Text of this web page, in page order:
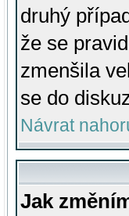
druhý
že se
zmenšila
se do
Návrat
Jak